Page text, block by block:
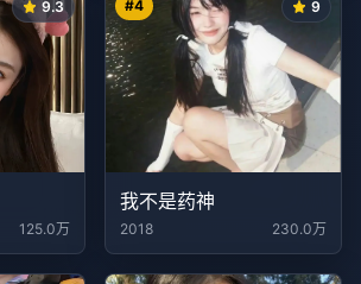
9.3
125.0万
#4 9
我不是药神
2018 230.0万